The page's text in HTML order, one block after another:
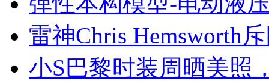
雷神Chris Hemsworth
小S巴黎时装周晒美照